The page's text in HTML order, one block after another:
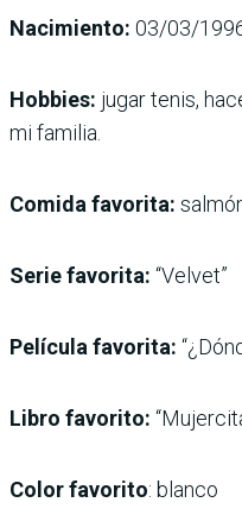
Nacimiento: 03/03/
Hobbies: jugar tenis,
mi familia.
Comida favorita:
Serie favorita: “Velvet”
Película favorita:
Libro favorito:
Color favorito: blanco